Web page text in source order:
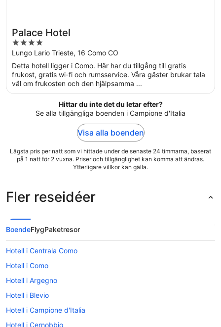
Palace Hotel
4
out
of
5
Lungo Lario Trieste, 16 Como CO
Detta hotell ligger i Como. Här har du tillgång till gratis
frukost, gratis wi-fi och rumsservice. Våra gäster brukar tala
väl om frukosten och den hjälpsamma ...
Hittar du inte det du letar efter?
Se alla tillgängliga boenden i Campione d'Italia
Visa alla boenden
Lägsta pris per natt som vi hittade under de senaste 24 timmarna, baserat
på 1 natt för 2 vuxna. Priser och tillgänglighet kan komma att ändras.
Ytterligare villkor kan gälla.
Fler reseidéer
BoendeFlygPaketresor
Hotell i Centrala Como
Hotell i Como
Hotell i Argegno
Hotell i Blevio
Hotell i Campione d'Italia
Hotell i Cernobbio